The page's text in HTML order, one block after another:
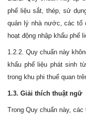
phế liệu sắt, thép, sử
quản lý nhà nước, các tổ
hoạt động nhập khẩu phế
1.2.2. Quy chuẩn này
khẩu phế liệu phát sinh
trong khu phi thuế quan
1.3. Giải thích thuật ngữ
Trong Quy chuẩn này,